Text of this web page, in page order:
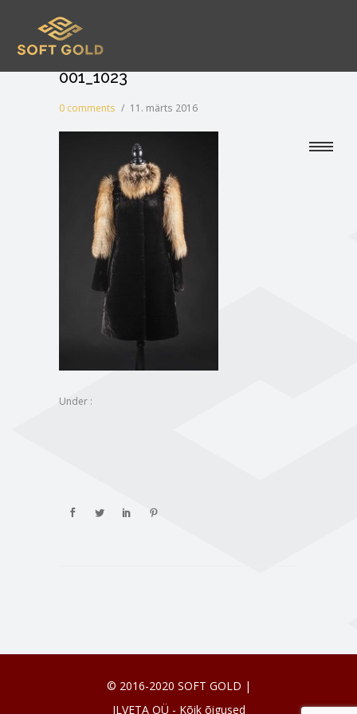
001_1023
0 comments / 11. märts 2016
Under :
© 2016-2020 SOFT GOLD |
ILVETA OÜ - Kõik õigused